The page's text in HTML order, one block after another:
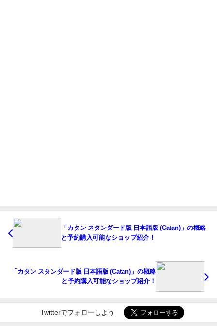
「カタン スタンダード版 日本語版 (Catan)」の概略
と予約購入可能なショップ紹介！
「カタン スタンダード版 日本語版 (Catan)」の概略
と予約購入可能なショップ紹介！
Twitterでフォローしよう